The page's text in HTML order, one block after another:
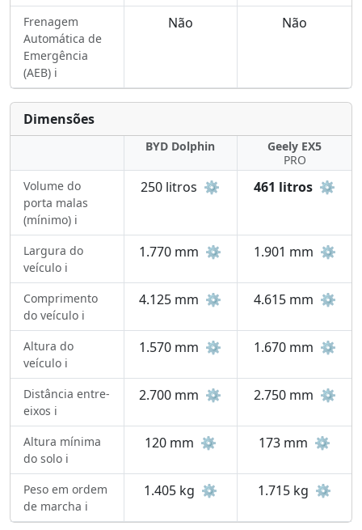
Frenagem
Automática de
Emergência
(AEB) ℹ️
Não Não
Dimensões
BYD Dolphin
Geely EX5
PRO
Volume do
porta malas
(mínimo) ℹ️
250 litros ⚙️ 461 litros ⚙️
Largura do
veículo ℹ️
1.770 mm ⚙️ 1.901 mm ⚙️
Comprimento
do veículo ℹ️
4.125 mm ⚙️ 4.615 mm ⚙️
Altura do
veículo ℹ️
1.570 mm ⚙️ 1.670 mm ⚙️
Distância entre-
eixos ℹ️
2.700 mm ⚙️ 2.750 mm ⚙️
Altura mínima
do solo ℹ️
120 mm ⚙️ 173 mm ⚙️
Peso em ordem
de marcha ℹ️
1.405 kg ⚙️ 1.715 kg ⚙️